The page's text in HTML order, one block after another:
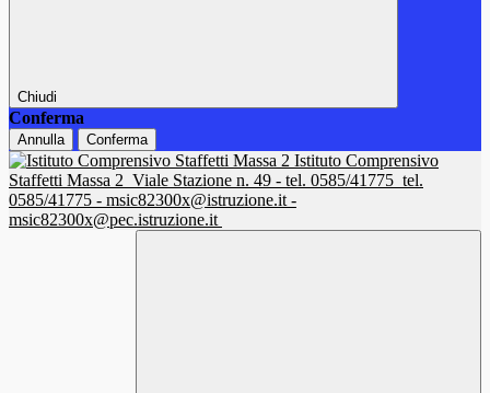
Chiudi
Conferma
Annulla Conferma
Istituto Comprensivo
Staffetti Massa 2 Viale Stazione n. 49 - tel. 0585/41775 tel.
0585/41775 - msic82300x@istruzione.it -
msic82300x@pec.istruzione.it